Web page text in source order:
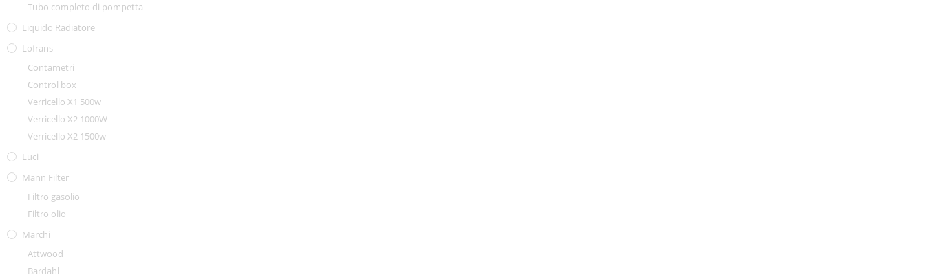
Tubo completo di pompetta
Liquido Radiatore
Lofrans
Contametri
Control box
Verricello X1 500w
Verricello X2 1000W
Verricello X2 1500w
Luci
Mann Filter
Filtro gasolio
Filtro olio
Marchi
Attwood
Bardahl